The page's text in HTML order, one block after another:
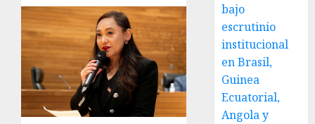
bajo
escrutinio
institucional
en Brasil,
Guinea
Ecuatorial,
Angola y